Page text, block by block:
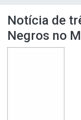
Notícia de
Negros no